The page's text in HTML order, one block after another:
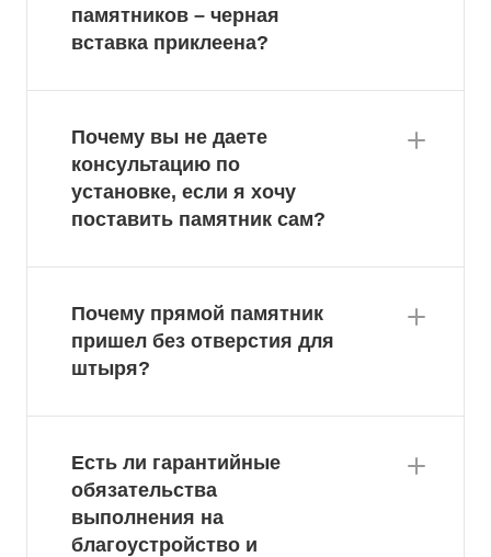
памятников – черная
вставка приклеена?
Почему вы не даете
консультацию по
установке, если я хочу
поставить памятник сам?
Почему прямой памятник
пришел без отверстия для
штыря?
Есть ли гарантийные
обязательства
выполнения на
благоустройство и